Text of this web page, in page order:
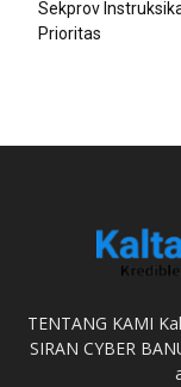
Sekprov
Prioritas
TENTANG KAMI
SIRAN CYBER